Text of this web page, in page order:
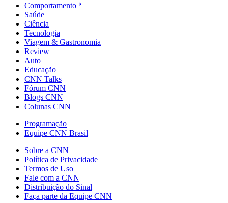
Comportamento
Saúde
Ciência
Tecnologia
Viagem & Gastronomia
Review
Auto
Educação
CNN Talks
Fórum CNN
Blogs CNN
Colunas CNN
Programação
Equipe CNN Brasil
Sobre a CNN
Política de Privacidade
Termos de Uso
Fale com a CNN
Distribuição do Sinal
Faça parte da Equipe CNN